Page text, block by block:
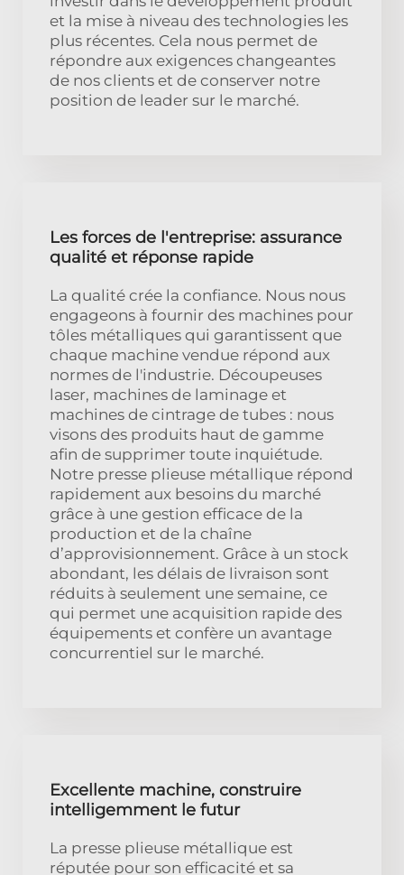
et la mise à niveau des technologies les
plus récentes. Cela nous permet de
répondre aux exigences changeantes
de nos clients et de conserver notre
position de leader sur le marché.
Les forces de l'entreprise: assurance
qualité et réponse rapide
La qualité crée la confiance. Nous nous
engageons à fournir des machines pour
tôles métalliques qui garantissent que
chaque machine vendue répond aux
normes de l'industrie. Découpeuses
laser, machines de laminage et
machines de cintrage de tubes : nous
visons des produits haut de gamme
afin de supprimer toute inquiétude.
Notre presse plieuse métallique répond
rapidement aux besoins du marché
grâce à une gestion efficace de la
production et de la chaîne
d’approvisionnement. Grâce à un stock
abondant, les délais de livraison sont
réduits à seulement une semaine, ce
qui permet une acquisition rapide des
équipements et confère un avantage
concurrentiel sur le marché.
Excellente machine, construire
intelligemment le futur
La presse plieuse métallique est
réputée pour son efficacité et sa